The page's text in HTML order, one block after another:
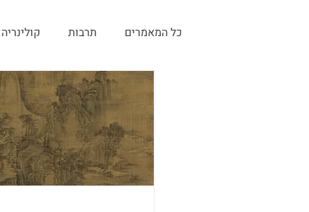
כל המאמרים תרבות קולינריה
טייוואן מבעד לעיניים ישראליות
טייוואן דרך עדשת המצלמה